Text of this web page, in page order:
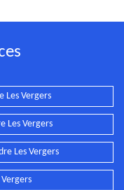
Les Vergers
Les Vergers
Les Vergers